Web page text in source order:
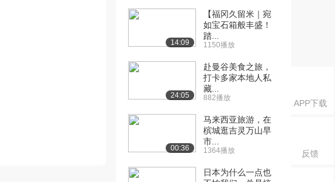
APP下载
反馈
14:09
【福冈久留米｜宛
如宝石箱般丰盛！
踏...
1150播放
24:05
赴曼谷美食之旅，
打卡多家本地人私
藏...
882播放
00:36
马来西亚旅游，在
槟城逛吉灵万山早
市...
1364播放
日本为什么一点也